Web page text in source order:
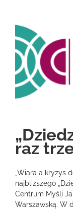
raz
„Wiara a kryzys
najbliższego
Centrum Myśli
Warszawską. W